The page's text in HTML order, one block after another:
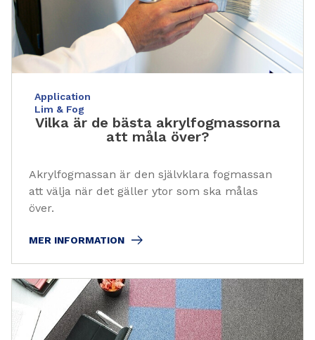
Application
Lim & Fog
Vilka är de bästa akrylfogmassorna
att måla över?
Akrylfogmassan är den självklara fogmassan
att välja när det gäller ytor som ska målas
över.
MER INFORMATION